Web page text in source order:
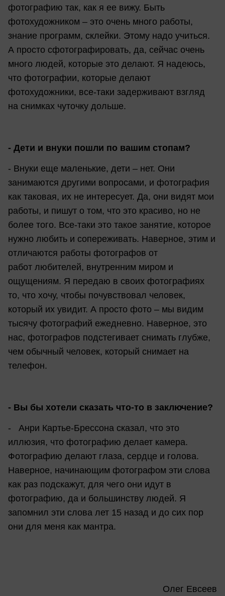
фотографию так, как я ее вижу. Быть
фотохудожником – это очень много работы,
знание программ, склейки. Этому надо учиться.
А просто сфотографировать, да, сейчас очень
много людей, которые это делают. Я надеюсь,
что фотографии, которые делают
фотохудожники, все-таки задерживают взгляд
на снимках чуточку дольше.
- Дети и внуки пошли по вашим стопам?
- Внуки еще маленькие, дети – нет. Они
занимаются другими вопросами, и фотография
как таковая, их не интересует. Да, они видят мои
работы, и пишут о том, что это красиво, но не
более того. Все-таки это такое занятие, которое
нужно любить и сопереживать. Наверное, этим и
отличаются работы фотографов от
работ любителей, внутренним миром и
ощущениям. Я передаю в своих фотографиях
то, что хочу, чтобы почувствовал человек,
который их увидит. А просто фото – мы видим
тысячу фотографий ежедневно. Наверное, это
нас, фотографов подстегивает снимать глубже,
чем обычный человек, который снимает на
телефон.
- Вы бы хотели сказать что-то в заключение?
- Анри Картье-Брессона сказал, что это
иллюзия, что фотографию делает камера.
Фотографию делают глаза, сердце и голова.
Наверное, начинающим фотографом эти слова
как раз подскажут, для чего они идут в
фотографию, да и большинству людей. Я
запомнил эти слова лет 15 назад и до сих пор
они для меня как мантра.
Олег Евсеев